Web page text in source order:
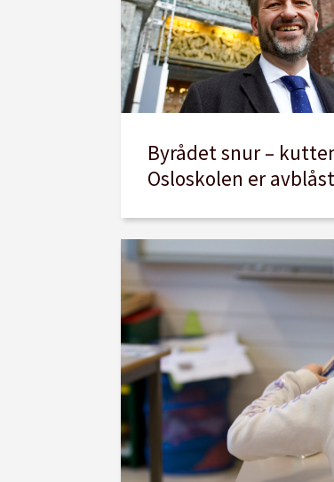
Byrådet snur –
Osloskolen er avblåst